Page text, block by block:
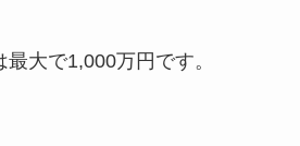
大で1,000万円です。